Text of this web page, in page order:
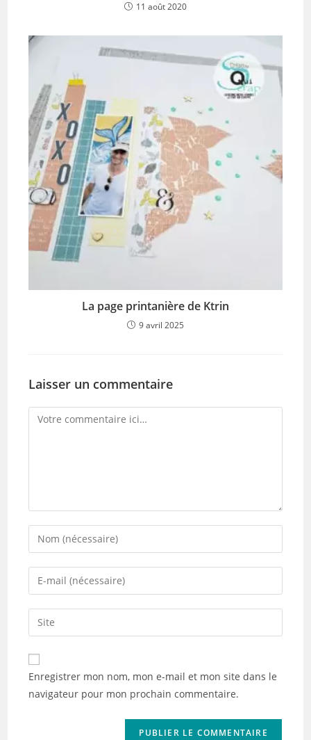
11 août 2020
La page printanière de Ktrin
9 avril 2025
Laisser un commentaire
Comment
Enter
your
name
comment
Enter
your
email
address
comment
Saisir
l’URL
de
votre
(facultatif)
Enregistrer mon nom, mon e-mail et mon site dans le
navigateur pour mon prochain commentaire.